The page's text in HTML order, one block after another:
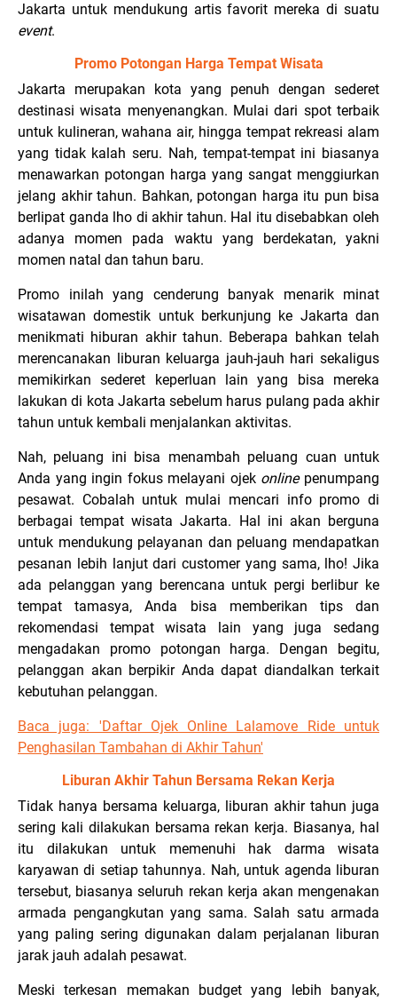
Jakarta untuk mendukung artis favorit mereka di suatu
event.
Promo Potongan Harga Tempat Wisata
Jakarta merupakan kota yang penuh dengan sederet
destinasi wisata menyenangkan. Mulai dari spot terbaik
untuk kulineran, wahana air, hingga tempat rekreasi alam
yang tidak kalah seru. Nah, tempat-tempat ini biasanya
menawarkan potongan harga yang sangat menggiurkan
jelang akhir tahun. Bahkan, potongan harga itu pun bisa
berlipat ganda lho di akhir tahun. Hal itu disebabkan oleh
adanya momen pada waktu yang berdekatan, yakni
momen natal dan tahun baru.
Promo inilah yang cenderung banyak menarik minat
wisatawan domestik untuk berkunjung ke Jakarta dan
menikmati hiburan akhir tahun. Beberapa bahkan telah
merencanakan liburan keluarga jauh-jauh hari sekaligus
memikirkan sederet keperluan lain yang bisa mereka
lakukan di kota Jakarta sebelum harus pulang pada akhir
tahun untuk kembali menjalankan aktivitas.
Nah, peluang ini bisa menambah peluang cuan untuk
Anda yang ingin fokus melayani ojek onlinepenumpang
pesawat. Cobalah untuk mulai mencari info promo di
berbagai tempat wisata Jakarta. Hal ini akan berguna
untuk mendukung pelayanan dan peluang mendapatkan
pesanan lebih lanjut dari customer yang sama, lho! Jika
ada pelanggan yang berencana untuk pergi berlibur ke
tempat tamasya, Anda bisa memberikan tips dan
rekomendasi tempat wisata lain yang juga sedang
mengadakan promo potongan harga. Dengan begitu,
pelanggan akan berpikir Anda dapat diandalkan terkait
kebutuhan pelanggan.
Baca juga: 'Daftar Ojek Online Lalamove Ride untuk
Penghasilan Tambahan di Akhir Tahun'
Liburan Akhir Tahun Bersama Rekan Kerja
Tidak hanya bersama keluarga, liburan akhir tahun juga
sering kali dilakukan bersama rekan kerja. Biasanya, hal
itu dilakukan untuk memenuhi hak darma wisata
karyawan di setiap tahunnya. Nah, untuk agenda liburan
tersebut, biasanya seluruh rekan kerja akan mengenakan
armada pengangkutan yang sama. Salah satu armada
yang paling sering digunakan dalam perjalanan liburan
jarak jauh adalah pesawat.
Meski terkesan memakan budget yang lebih banyak,